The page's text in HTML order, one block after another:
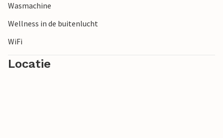
Wasmachine
Wellness in de buitenlucht
WiFi
Locatie